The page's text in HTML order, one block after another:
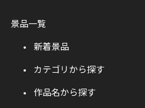
景品一覧
新着景品
カテゴリから探す
作品名から探す